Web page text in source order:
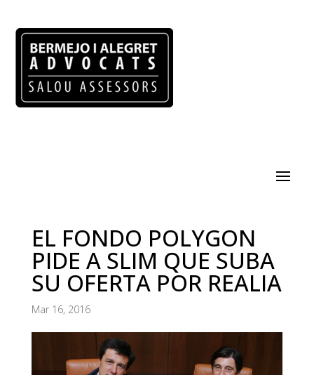
EL FONDO POLYGON
PIDE A SLIM QUE SUBA
SU OFERTA POR REALIA
Mar 16, 2016